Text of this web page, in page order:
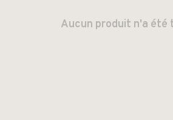
Aucun produit n'a été